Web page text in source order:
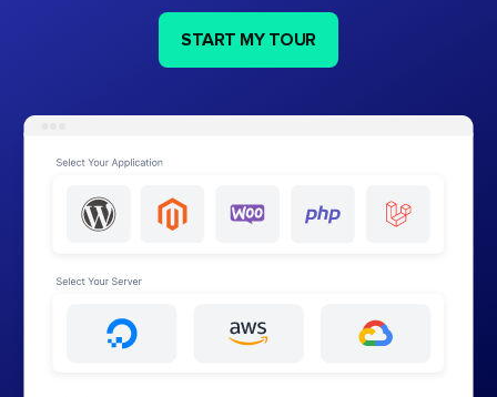
START MY TOUR